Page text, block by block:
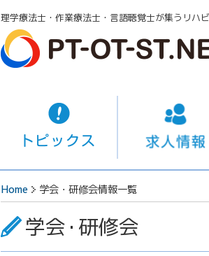
理学療法士・作業療法士・言語聴覚士が集うリハ
Home 学会・研修会情報一覧
学会・研修会